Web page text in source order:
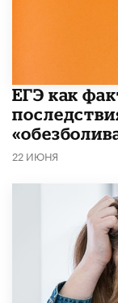
​ЕГЭ как
22 ИЮНЯ